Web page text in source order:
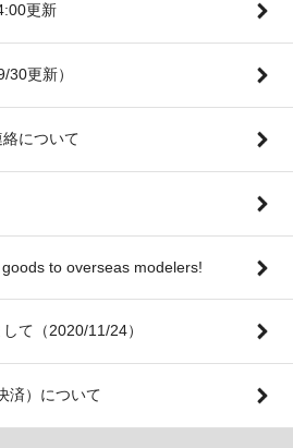
更新
更新）
について
to overseas modelers!
て（2020/11/24）
済）について